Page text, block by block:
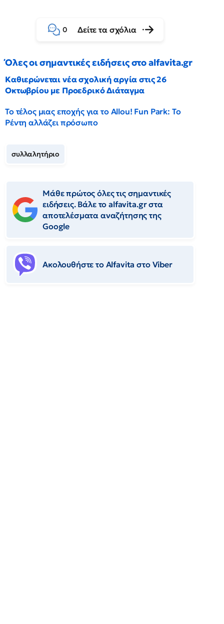
0 Δείτε τα σχόλια
Όλες οι σημαντικές ειδήσεις στο alfavita.gr
Καθιερώνεται νέα σχολική αργία στις 26
Οκτωβρίου με Προεδρικό Διάταγμα
Το τέλος μιας εποχής για το Allou! Fun Park: Το
Ρέντη αλλάζει πρόσωπο
συλλαλητήριο
Μάθε πρώτος όλες τις σημαντικές
ειδήσεις. Βάλε το alfavita.gr στα
αποτελέσματα αναζήτησης της
Google
Ακολουθήστε το Αlfavita στο Viber